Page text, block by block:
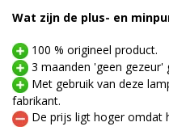
Wat zijn de plus- en
100 % origineel product.
3 maanden 'geen gezeur'
Met gebruik van deze
fabrikant.
De prijs ligt hoger omdat